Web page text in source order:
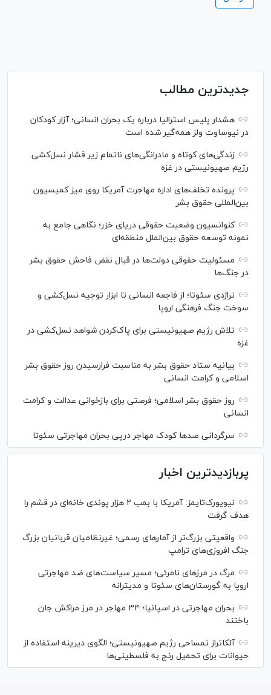
جدیدترین مطالب
هشدار پلیس استرالیا درباره یک بحران انسانی؛ آزار کودکان
در نیوساوت ولز همه‌گیر شده است
زندگی‌های کوتاه و مادرانگی‌های ناتمام زیر فشار نسل‌کشی
رژیم صهیونیستی در غزه
پرونده تخلف‌های اداره مهاجرت آمریکا روی میز کمیسیون
بین‌المللی حقوق بشر
کنوانسیون وضعیت حقوقی دریای خزر؛ نگاهی جامع به
نمونه توسعه حقوق بین‌الملل منطقه‌ای
مسئولیت حقوقی دولت‌ها در قبال نقض‌ فاحش حقوق بشر
در جنگ‌ها
تراژدی سئوتا؛ از فاجعه انسانی تا ابزار توجیه نسل‌کشی و
سوخت جنگ فرهنگی اروپا
تلاش رژیم صهیونیستی برای پاک‌کردن شواهد نسل‌کشی در
غزه
بیانیه ستاد حقوق بشر به مناسبت فرارسیدن روز حقوق بشر
اسلامی و کرامت انسانی
روز حقوق بشر اسلامی؛ فرصتی برای بازخوانی عدالت و کرامت
انسانی
سرگردانی صد‌ها کودک مهاجر درپی بحران مهاجرتی سئوتا
پربازدیدترین اخبار
نیویورک‌تایمز: آمریکا با بمب ۲ هزار پوندی خانه‌ای در قشم را
هدف گرفت
واقعیتی بزرگ‌تر از آمار‌های رسمی؛ غیرنظامیان قربانیان بزرگ
جنگ افروزی‌های ترامپ
مرگ در مرز‌های نامرئی؛ مسیر سیاست‌های ضد مهاجرتی
اروپا به گورستان‌های سئوتا و مدیترانه
بحران مهاجرتی در اسپانیا؛ ۳۴ مهاجر در مرز مراکش جان
باختند
آلکاتراز تمساحی رژیم صهیونیستی؛ الگوی دیرینه استفاده از
حیوانات برای تحمیل رنج به فلسطینی‌ها